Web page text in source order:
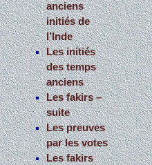
anciens
initiés de
l’Inde
Les initiés
des temps
anciens
Les fakirs –
suite
Les preuves
par les votes
Les fakirs